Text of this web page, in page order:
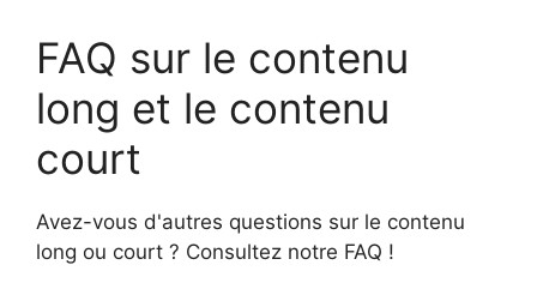
FAQ sur le contenu
long et le contenu
court
Avez-vous d'autres questions sur le contenu
long ou court ? Consultez notre FAQ !